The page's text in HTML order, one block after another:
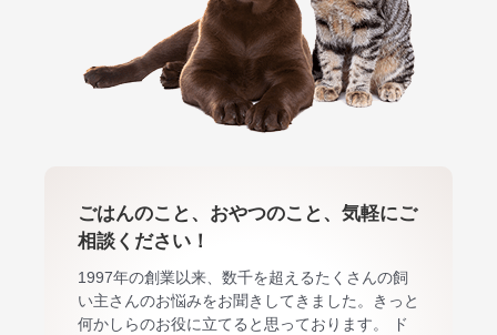
ごはんのこと、おやつのこと、気軽にご
相談ください！
1997年の創業以来、数千を超えるたくさんの飼
い主さんのお悩みをお聞きしてきました。きっと
何かしらのお役に立てると思っております。 ド